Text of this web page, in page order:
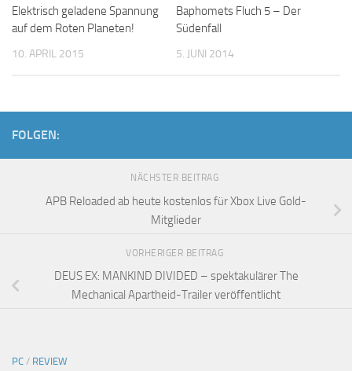
Elektrisch geladene Spannung
auf dem Roten Planeten!
10. APRIL 2015
Baphomets Fluch 5 – Der
Südenfall
5. JUNI 2014
FOLGEN:
NÄCHSTER BEITRAG
APB Reloaded ab heute kostenlos für Xbox Live Gold-
Mitglieder
VORHERIGER BEITRAG
DEUS EX: MANKIND DIVIDED – spektakulärer The
Mechanical Apartheid-Trailer veröffentlicht
PC / REVIEW